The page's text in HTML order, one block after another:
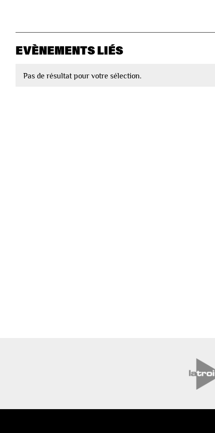
EVÈNEMENTS LIÉS
Pas de résultat pour votre sélection.